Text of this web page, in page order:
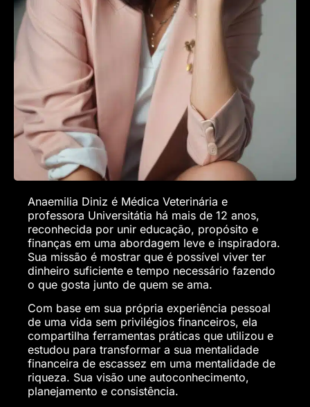
Anaemilia Diniz é Médica Veterinária e
professora Universitátia há mais de 12 anos,
reconhecida por unir educação, propósito e
finanças em uma abordagem leve e inspiradora.
Sua missão é mostrar que é possível viver ter
dinheiro suficiente e tempo necessário fazendo
o que gosta junto de quem se ama.
Com base em sua própria experiência pessoal
de uma vida sem privilégios financeiros, ela
compartilha ferramentas práticas que utilizou e
estudou para transformar a sua mentalidade
financeira de escassez em uma mentalidade de
riqueza. Sua visão une autoconhecimento,
planejamento e consistência.